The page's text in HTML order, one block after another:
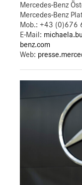
Mercedes-Benz
Mercedes-Benz
Mob.: +43 (0)676
E-Mail:
benz.com
Web: